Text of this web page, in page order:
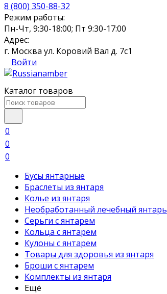
8 (800) 350-88-32
Режим работы:
Пн-Чт, 9:30-18:00; Пт 9:30-17:00
Адрес:
г. Москва ул. Коровий Вал д. 7с1
Войти
Каталог товаров
0
0
0
Бусы янтарные
Браслеты из янтаря
Колье из янтаря
Необработанный лечебный янтарь
Серьги с янтарем
Кольца с янтарем
Кулоны с янтарем
Товары для здоровья из янтаря
Броши с янтарем
Комплекты из янтаря
Ещё